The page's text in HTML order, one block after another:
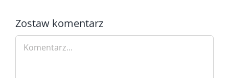
Zostaw komentarz
Comment